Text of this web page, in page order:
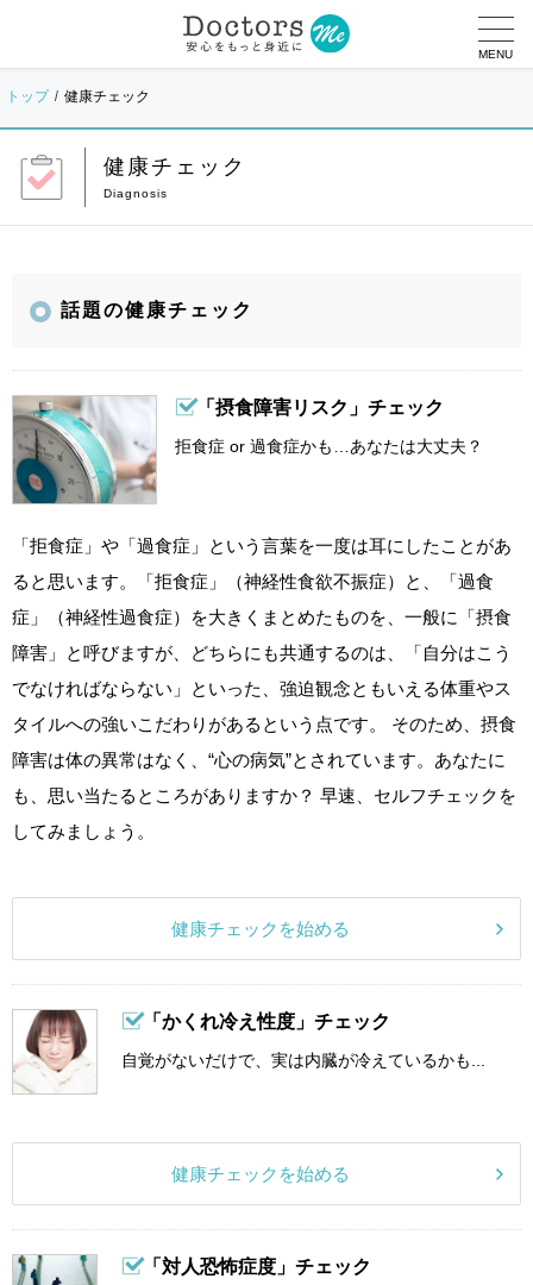
MENU
トップ 健康チェック
健康チェック
話題の健康チェック
「摂食障害リスク」チェック
拒食症 or 過食症かも…あなたは大丈夫？
「拒食症」や「過食症」という言葉を一度は耳にしたことがあ
ると思います。「拒食症」（神経性食欲不振症）と、「過食
症」（神経性過食症）を大きくまとめたものを、一般に「摂食
障害」と呼びますが、どちらにも共通するのは、「自分はこう
でなければならない」といった、強迫観念ともいえる体重やス
タイルへの強いこだわりがあるという点です。 そのため、摂食
障害は体の異常はなく、“心の病気”とされています。あなたに
も、思い当たるところがありますか？ 早速、セルフチェックを
してみましょう。
健康チェックを始める
「かくれ冷え性度」チェック
自覚がないだけで、実は内臓が冷えているかも...
健康チェックを始める
「対人恐怖症度」チェック